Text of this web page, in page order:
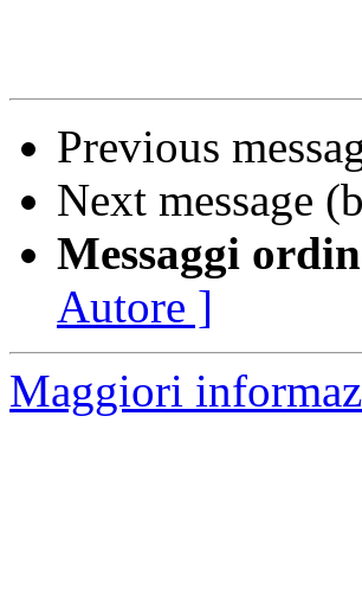
Previous
Next message
Messaggi
Autore ]
Maggiori